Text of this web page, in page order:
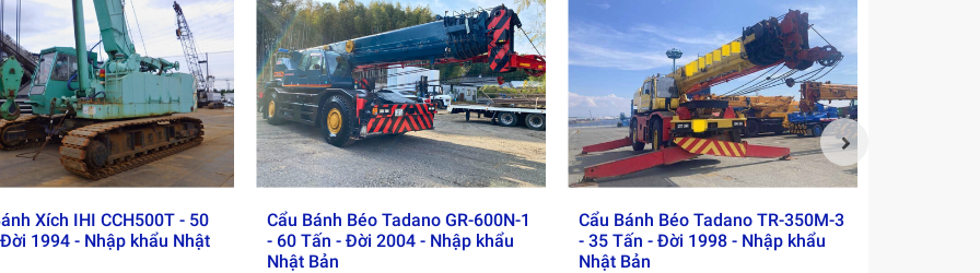
LƯỢNG
Xích IHI CCH500T - 50
1994 - Nhập khẩu Nhật
Cẩu Bánh Béo Tadano GR-600N-1
- 60 Tấn - Đời 2004 - Nhập khẩu
Nhật Bản
Cẩu Bánh Béo Tadano TR-350M-3
- 35 Tấn - Đời 1998 - Nhập khẩu
Nhật Bản